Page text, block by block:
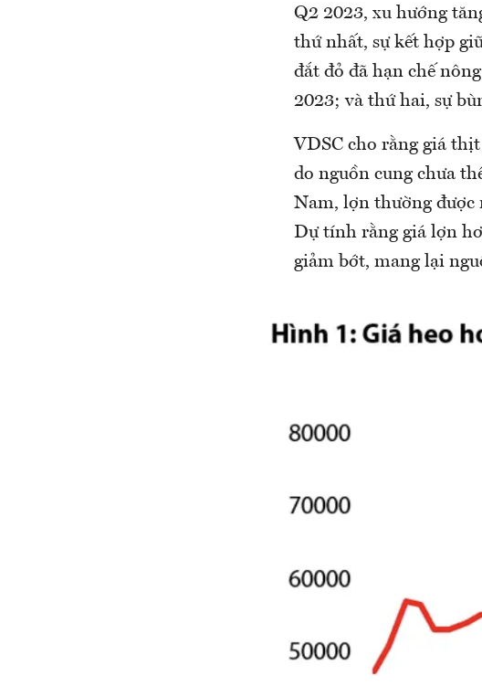
Q2 2023, xu hướng
thứ nhất, sự kết hợp
đắt đỏ đã hạn chế
2023; và thứ hai, sự
VDSC cho rằng giá
do nguồn cung chưa
Nam, lợn thường được
Dự tính rằng giá lợn
giảm bớt, mang lại